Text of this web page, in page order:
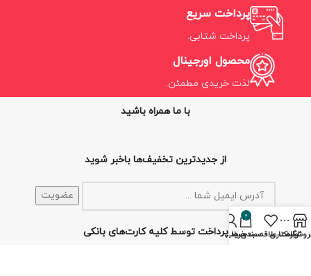
پرداخت سریع
پرداخت شتابی.
محصول اورجینال
لذت خریدی مطمئن.
با ما همراه باشید
از جدیدترین تخفیف‌ها باخبر شوید
پرداخت توسط کلیه کارت‌های بانکی نوار کناری
لیست علاقه مندی ها
0
سبد خریدحساب من